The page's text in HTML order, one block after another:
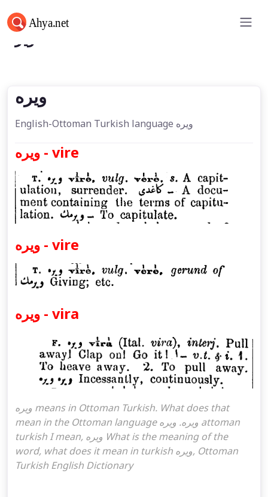
ویره
ویره
English-Ottoman Turkish language ویره
ویره - vire
ویره - vire
ویره - vira
ویره means in Ottoman Turkish. What does that
mean in the Ottoman language ویره. ویره attoman
turkish I mean, ویره What is the meaning of the
word, what does it mean in turkish ویره, Ottoman
Turkish English Dictionary